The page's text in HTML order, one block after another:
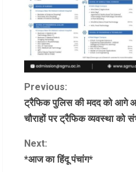
C
o
n
t
Previous:
ट्रैफिक पुलिस की मदद को आगे
चौराहों पर ट्रैफिक व्यवस्था को
Next:
*आज का हिंदू पंचांग*